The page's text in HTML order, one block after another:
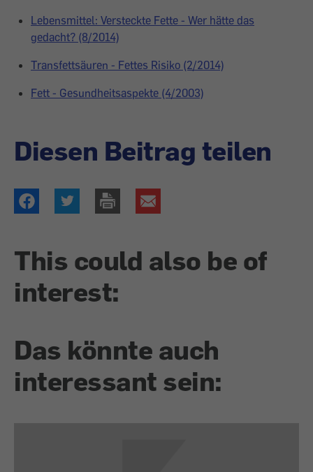
Lebensmittel: Versteckte Fette - Wer hätte das
gedacht? (8/2014)
Transfettsäuren - Fettes Risiko (2/2014)
Fett - Gesundheitsaspekte (4/2003)
Diesen Beitrag teilen
This could also be of
interest:
Das könnte auch
interessant sein: